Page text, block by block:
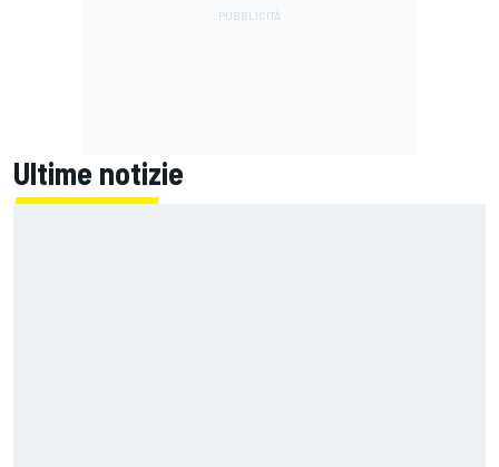
Ultime notizie